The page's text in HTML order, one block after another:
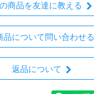
商品を友達に教える
品について問い合わせる
返品について